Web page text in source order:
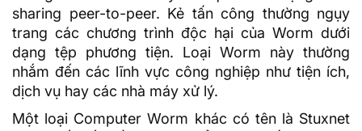
sharing peer-to-peer. Kẻ tấn công thường ngụy
trang các chương trình độc hại của Worm dưới
dạng tệp phương tiện. Loại Worm này thường
nhắm đến các lĩnh vực công nghiệp như tiện ích,
dịch vụ hay các nhà máy xử lý.
Một loại Computer Worm khác có tên là Stuxnet